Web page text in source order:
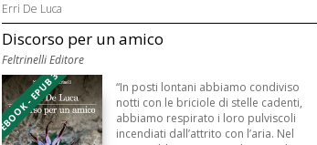
Erri De Luca
Discorso per un amico
Feltrinelli Editore
EBOOK - EPUB 3
“In posti lontani abbiamo condiviso
notti con le briciole di stelle cadenti,
abbiamo respirato i loro pulviscoli
incendiati dall’attrito con l’aria. Nel